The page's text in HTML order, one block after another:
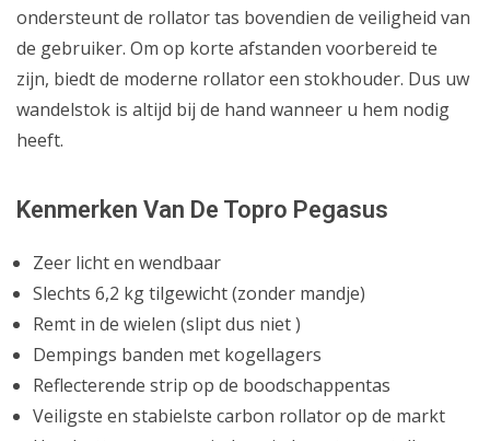
ondersteunt de rollator tas bovendien de veiligheid van
de gebruiker. Om op korte afstanden voorbereid te
zijn, biedt de moderne rollator een stokhouder. Dus uw
wandelstok is altijd bij de hand wanneer u hem nodig
heeft.
Kenmerken Van De Topro Pegasus
Zeer licht en wendbaar
Slechts 6,2 kg tilgewicht (zonder mandje)
Remt in de wielen (slipt dus niet )
Dempings banden met kogellagers
Reflecterende strip op de boodschappentas
Veiligste en stabielste carbon rollator op de markt